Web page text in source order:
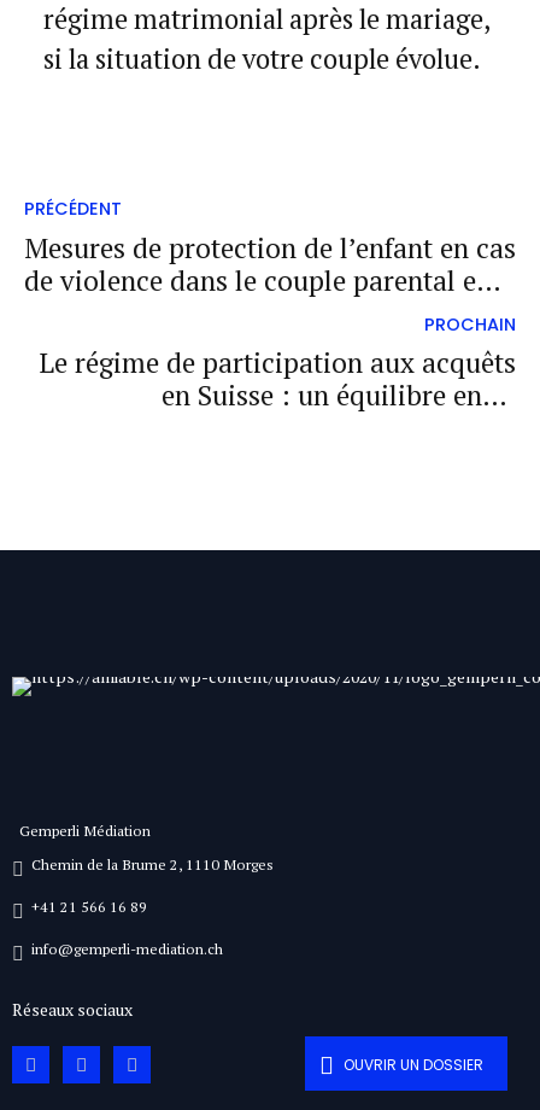
régime matrimonial après le mariage,
si la situation de votre couple évolue.
PRÉCÉDENT
Mesures de protection de l’enfant en cas
de violence dans le couple parental en
PROCHAIN
Le régime de participation aux acquêts
en Suisse : un équilibre entre
OUVRIR UN DOSSIER
Gemperli Médiation
Chemin de la Brume 2, 1110 Morges
+41 21 566 16 89
info@gemperli-mediation.ch
Réseaux sociaux